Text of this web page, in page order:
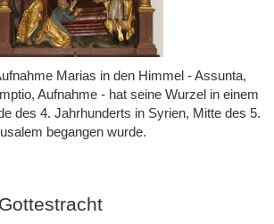
Marias in den Himmel - Assunta,
Aufnahme - hat seine Wurzel in einem
des 4. Jahrhunderts in Syrien, Mitte des 5.
begangen wurde.